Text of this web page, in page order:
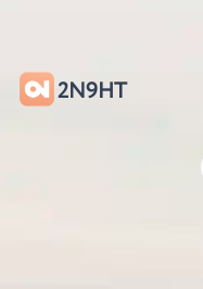
2N9HT